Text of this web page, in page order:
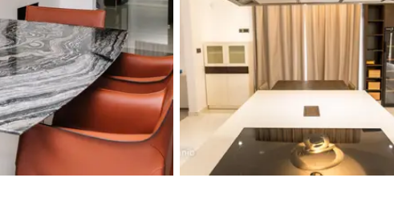
Турция · 2 556
Таиланд · 2 172
Россия · 2 106
Турция · 2 092
Турция · 1 810